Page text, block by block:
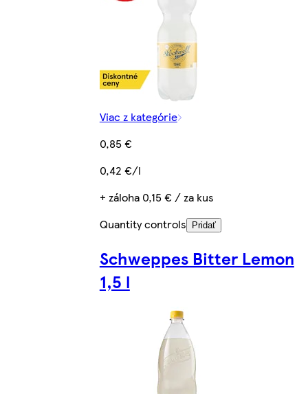
Viac z kategórie
0,85 €
0,42 €/l
+ záloha 0,15 € / za kus
Quantity controls
Pridať
Schweppes Bitter Lemon
1,5 l